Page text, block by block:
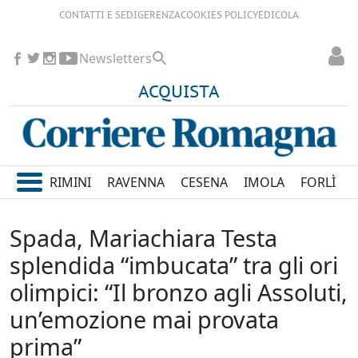
CONTATTI E SEDIGERENZACOOKIES POLICYEDICOLA
ACQUISTA
Newsletters
RIMINI RAVENNA CESENA IMOLA FORLÌ
Spada, Mariachiara Testa
splendida “imbucata” tra gli ori
olimpici: “Il bronzo agli Assoluti,
un’emozione mai provata
prima”